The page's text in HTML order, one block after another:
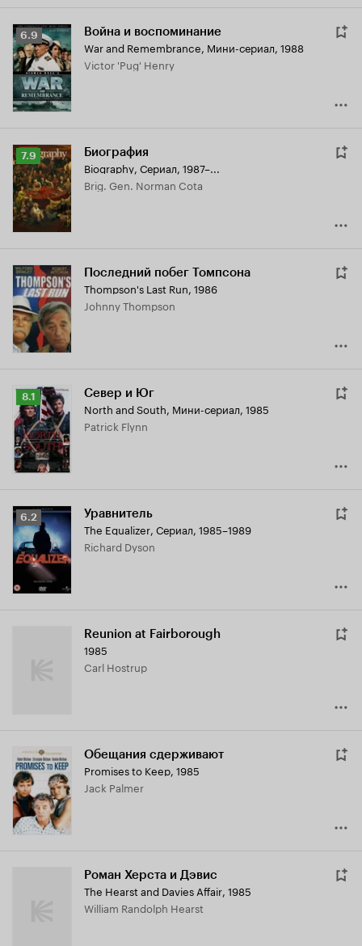
Рейтинг
Кинопоиска
6.9
6.9 Война и воспоминание
War and Remembrance, Мини-сериал, 1988
Victor 'Pug' Henry
Рейтинг
Кинопоиска
7.9
7.9 Биография
Biography, Сериал, 1987–...
Brig. Gen. Norman Cota
Последний побег Томпсона
Thompson's Last Run, 1986
Johnny Thompson
Рейтинг
Кинопоиска
8.1
8.1 Север и Юг
North and South, Мини-сериал, 1985
Patrick Flynn
Рейтинг
Кинопоиска
6.2
6.2 Уравнитель
The Equalizer, Сериал, 1985–1989
Richard Dyson
Reunion at Fairborough
1985
Carl Hostrup
Обещания сдерживают
Promises to Keep, 1985
Jack Palmer
Роман Херста и Дэвис
The Hearst and Davies Affair, 1985
William Randolph Hearst